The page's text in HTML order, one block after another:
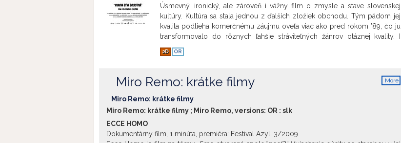
Úsmevný, ironický, ale zároveň i vážny film o zmysle a stave slovenskej
kultúry. Kultúra sa stala jednou z ďalších zložiek obchodu. Tým pádom jej
kvalita podlieha komerčnému záujmu oveľa viac ako pred rokom ’89, čo ju
transformovalo do rôznych ľahšie stráviteľných žánrov otáznej kvality. I
napriek tomu, že k došlo k spoločensko-kultúrnemu uvoľneniu, naša kultúra
stále hľadá svoju identitu. V tomto kultúrnom dospievaní je zložité sa
šírenia. Došlo k zásadnému odlivu divákov z tradičných kultúrnych podujatí.
Objavili sa nové kultúrne fenomény súvisiace so zmenou životného štýlu.
Ako teda dnes vyzerá ona slovenská cooltúra?
2D OR
More
Miro Remo: krátke filmy
Miro Remo: krátke filmy
Miro Remo: krátke filmy ; Miro Remo, versions: OR : slk
ECCE HOMO
Dokumentárny film, 1 minúta, premiéra: Festival Azyl, 3/2009